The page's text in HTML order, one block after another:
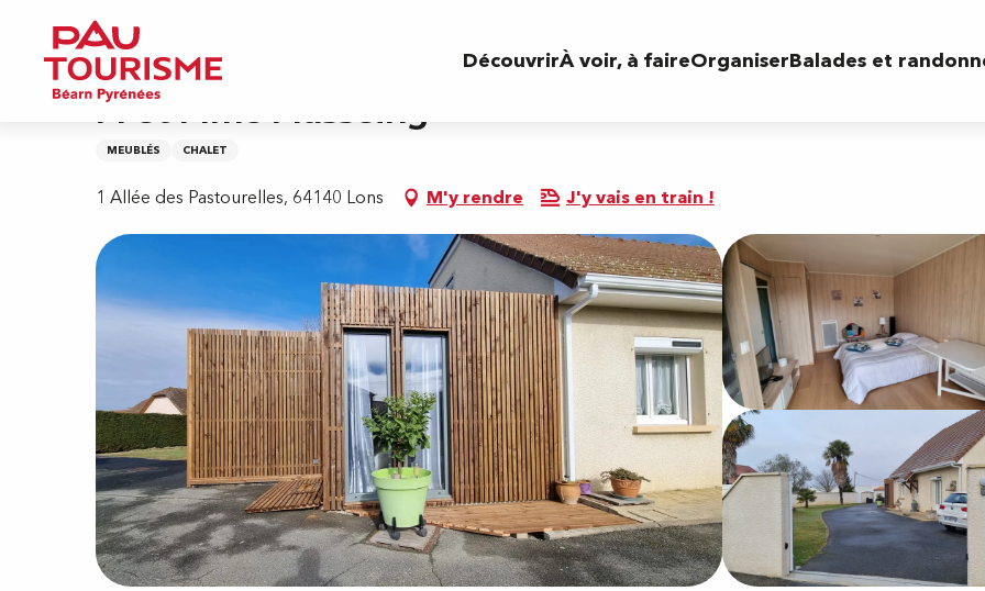
contenu
principal
DécouvrirÀ voir, à faireOrganiserBalades et
Accueil
M et Mme Masseing
MEUBLÉS CHALET
1 Allée des Pastourelles, 64140 Lons M'y rendre J'y vais en train !